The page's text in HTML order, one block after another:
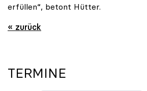
erfüllen“, betont Hütter.
« zurück
TERMINE